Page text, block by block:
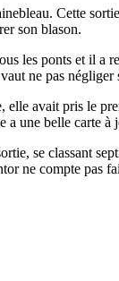
Cette
son blason.
les ponts et il
ne pas négliger
elle avait pris le
a une belle carte à
se classant
ne compte pas